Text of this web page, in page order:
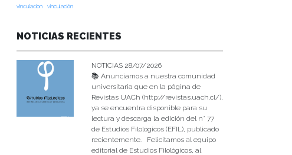
vinculacion
vinculación
NOTICIAS RECIENTES
NOTICIAS 28/07/2026
📚 Anunciamos a nuestra comunidad
universitaria que en la página de
Revistas UACh (http://revistas.uach.cl/),
ya se encuentra disponible para su
lectura y descarga la edición del n° 77
de Estudios Filológicos (EFIL), publicado
recientemente. Felicitamos al equipo
editorial de Estudios Filológicos, al